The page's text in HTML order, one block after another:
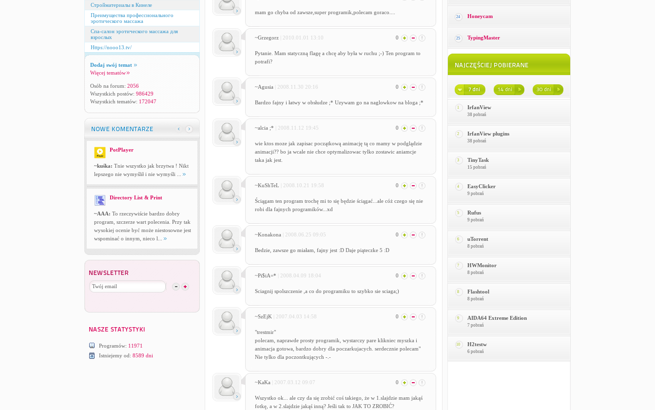
Стройматериалы в Кинеле
Преимущества профессионального
эротического массажа
Спа-салон эротического массажа для
взрослых
Https://nooo13.tv/
Dodaj swój temat
Więcej tematów
Osób na forum: 2056
Wszystkich postów: 986429
Wszystkich tematów: 172047
PotPlayer
~kuśka: Tnie wszystko jak brzytwa ! Nikt
lepszego nie wymyślił i nie wymyśli ...
Directory List & Print
~AAA: To rzeczywiście bardzo dobry
program, szczerze wart polecenia. Przy tak
wysokiej ocenie być może niestosowne jest
wspominać o innym, nieco l...
Programów: 11971
Istniejemy od: 8589 dni
mam go chyba od zawsze,super programik,polecam goraco....
~Grzegorz | 2010.01.01 13:10 0
Pytanie. Mam statyczną flagę a chcę aby była w ruchu ;-) Ten program to
potrafi?
~Agusia | 2008.11.30 20:16 0
Bardzo fajny i łatwy w obsłudze ;* Uzywam go na naglowkow na bloga ;*
~alcia ;* | 2008.11.12 19:45 0
wie ktos moze jak zapisac początkową animację tą co mamy w podglądzie
animacji?? bo ja wcale nie chce optymalizowac tylko zostawic aniamcje
taka jak jest.
~KuShTeL | 2008.10.21 19:58 0
Ściągam ten program trochę mi to się będzie ściągać...ale cóż czego się nie
robi dla fajnych programików...xd
~Konakona | 2008.06.25 09:05 0
Bedzie, zawsze go miałam, fajny jest :D Daje piąteczke 5 :D
~Pi$iA=* | 2008.04.09 18:04 0
Sciagnij spolszczenie ,a co do programiku to szybko sie sciaga;)
~SzEjK | 2007.04.03 14:58 0
"trestmir"
polecam, naprawde prosty programik, wystarczy pare klikniec myszka i
animacja gotowa, bardzo dobry dla poczarkujacych. serdecznie polecam"
Nie tylko dla poczontkujących -.-
~KaKa | 2007.03.12 09:07 0
Wszystko ok... ale czy da się zrobić coś takiego, że w 1.slajdzie mam jakąś
fotkę, a w 2.slajdzie jakąś inną? Jeśli tak to JAK TO ZROBIĆ?
24 Honeycam
25 TypingMaster
1 IrfanView
38 pobrań
2 IrfanView plugins
38 pobrań
3 TinyTask
15 pobrań
4 EasyClicker
9 pobrań
5 Rufus
9 pobrań
6 uTorrent
8 pobrań
7 HWMonitor
8 pobrań
8 Flashtool
8 pobrań
9 AIDA64 Extreme Edition
7 pobrań
10 H2testw
6 pobrań